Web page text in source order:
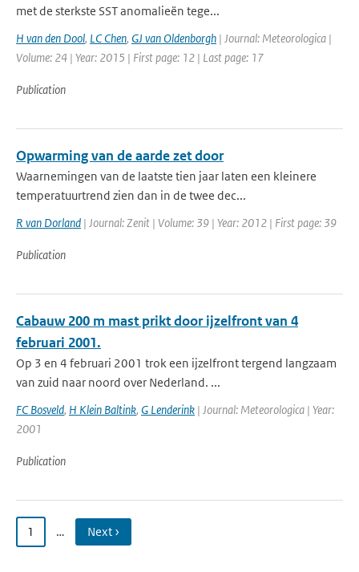
met de sterkste SST anomalieën tege...
H van den Dool, LC Chen, GJ van Oldenborgh | Journal: Meteorologica |
Volume: 24 | Year: 2015 | First page: 12 | Last page: 17
Publication
Opwarming van de aarde zet door
Waarnemingen van de laatste tien jaar laten een kleinere
temperatuurtrend zien dan in de twee dec...
R van Dorland | Journal: Zenit | Volume: 39 | Year: 2012 | First page: 39
Publication
Cabauw 200 m mast prikt door ijzelfront van 4
februari 2001.
Op 3 en 4 februari 2001 trok een ijzelfront tergend langzaam
van zuid naar noord over Nederland. ...
FC Bosveld, H Klein Baltink, G Lenderink | Journal: Meteorologica | Year:
2001
Publication
1 … Next ›